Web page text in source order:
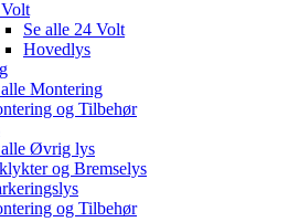
Se alle 24 Volt
Hovedlys
Montering
og Tilbehør
Øvrig lys
og Bremselys
og Tilbehør